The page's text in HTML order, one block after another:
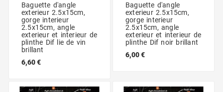
Baguette d'angle
exterieur 2.5x15cm,
gorge interieur
2.5x15cm, angle
exterieur et interieur de
plinthe Dif lie de vin
brillant
6,60 €
Baguette d'angle
exterieur 2.5x15cm,
gorge interieur
2.5x15cm, angle
exterieur et interieur de
plinthe Dif noir brillant
6,00 €